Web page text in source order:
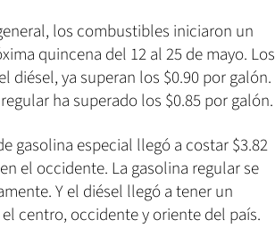
los combustibles iniciaron un
quincena del 12 al 25 de mayo. Los
diésel, ya superan los $0.90 por galón.
ha superado los $0.85 por galón.
gasolina especial llegó a costar $3.82
el occidente. La gasolina regular se
Y el diésel llegó a tener un
centro, occidente y oriente del país.